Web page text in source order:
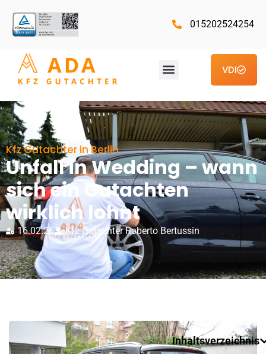
015202524254
VDI
Kfz Gutachter in Berlin
Unfall in Wedding – wann
sich ein Gutachten
wirklich lohnt
16.02.26 Kfz Gutachter Roberto Bertussin
Inhaltsverzeichnis